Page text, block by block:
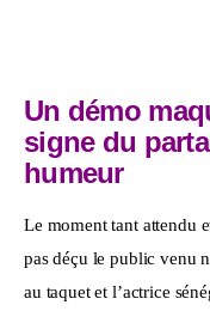
Un démo
signe du
humeur
Le moment tant attendu
pas déçu le public venu
au taquet et l’actrice